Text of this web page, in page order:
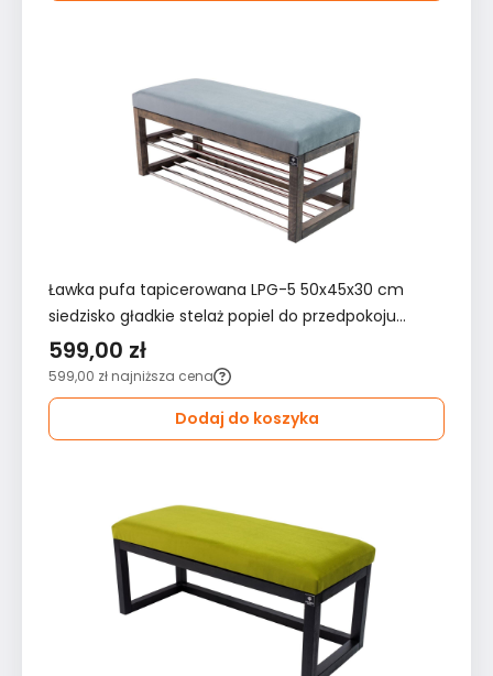
Ławka pufa tapicerowana LPG-5 50x45x30 cm
siedzisko gładkie stelaż popiel do przedpokoju
popielate
599,00 zł
599,00 zł najniższa cena
Dodaj do koszyka